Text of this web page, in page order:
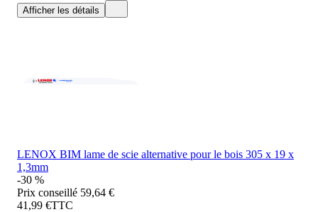
Afficher les détails
LENOX BIM lame de scie alternative pour le bois 305 x 19 x
1,3mm
-30 %
Prix conseillé 59,64 €
41,99 €TTC